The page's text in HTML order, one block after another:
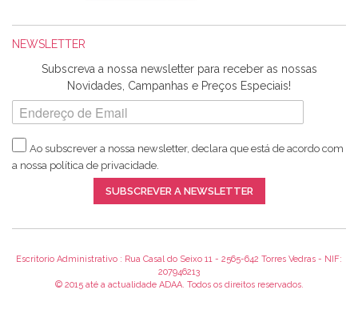
Harita a minha encomenda já chegou. :) Muito obrigada pela
rapidez no envio, pela qualidade dos materiais que me
enviaste e pela simpatia de sempre. :)
Catarina Amaro
5 estrelas. Gosto muito do serviço. A Harita Chotalal é muito
Recomendo.
NEWSLETTER
Subscreva a nossa newsletter para receber as nossas
Novidades, Campanhas e Preços Especiais!
Ao subscrever a nossa newsletter, declara que está de acordo com
a nossa política de privacidade.
SUBSCREVER A NEWSLETTER
Escritorio Administrativo : Rua Casal do Seixo 11 - 2565-642 Torres Vedras - NIF:
207946213
© 2015 até a actualidade ADAA. Todos os direitos reservados.